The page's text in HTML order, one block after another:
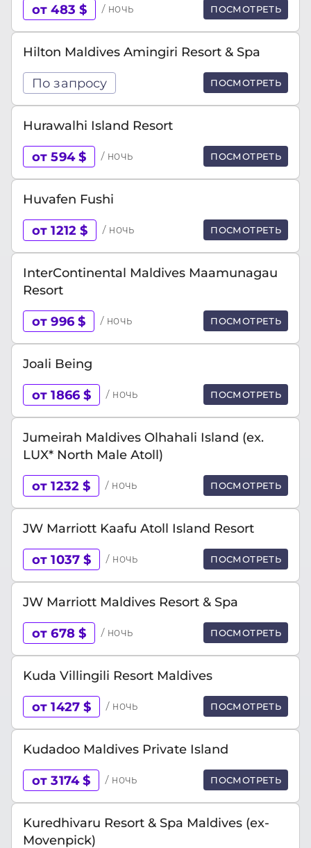
от 483 $ / ночь ПОСМОТРЕТЬ
Hilton Maldives Amingiri Resort & Spa
По запросу ПОСМОТРЕТЬ
Hurawalhi Island Resort
от 594 $ / ночь ПОСМОТРЕТЬ
Huvafen Fushi
от 1212 $ / ночь ПОСМОТРЕТЬ
InterContinental Maldives Maamunagau
Resort
от 996 $ / ночь ПОСМОТРЕТЬ
Joali Being
от 1866 $ / ночь ПОСМОТРЕТЬ
Jumeirah Maldives Olhahali Island (ex.
LUX* North Male Atoll)
от 1232 $ / ночь ПОСМОТРЕТЬ
JW Marriott Kaafu Atoll Island Resort
от 1037 $ / ночь ПОСМОТРЕТЬ
JW Marriott Maldives Resort & Spa
от 678 $ / ночь ПОСМОТРЕТЬ
Kuda Villingili Resort Maldives
от 1427 $ / ночь ПОСМОТРЕТЬ
Kudadoo Maldives Private Island
от 3174 $ / ночь ПОСМОТРЕТЬ
Kuredhivaru Resort & Spa Maldives (ex-
Movenpick)